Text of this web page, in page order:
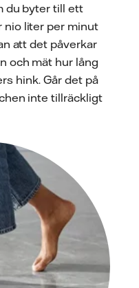
du byter till ett
nio liter per minut
att det påverkar
och mät hur lång
hink. Går det på
inte tillräckligt